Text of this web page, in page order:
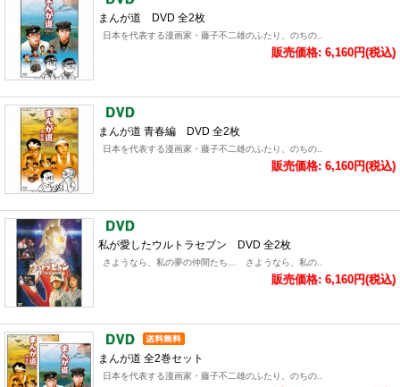
まんが道 DVD 全2枚
日本を代表する漫画家・藤子不二雄のふたり、のちの..
販売価格: 6,160円(税込)
まんが道 青春編 DVD 全2枚
日本を代表する漫画家・藤子不二雄のふたり、のちの..
販売価格: 6,160円(税込)
私が愛したウルトラセブン DVD 全2枚
さようなら、私の夢の仲間たち… さようなら、私の..
販売価格: 6,160円(税込)
まんが道 全2巻セット
日本を代表する漫画家・藤子不二雄のふたり、のちの..